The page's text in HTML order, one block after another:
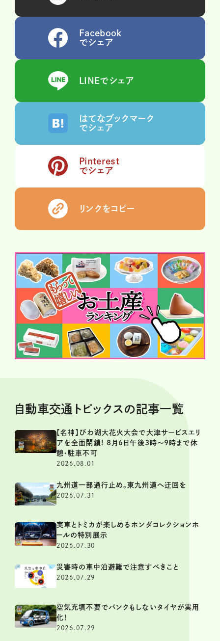
Facebook
でシェア
LINEでシェア
はてなブックマーク
でシェア
Pinterest
でシェア
リンクをコピー
自動車交通トピックスの記事一覧
【名神】びわ湖大花火大会で大津サービスエリ
アを全面閉鎖! 8月6日午後3時～9時まで休
憩・駐車不可
2026.08.01
九州道一部通行止め。東九州道へ迂回を
2026.07.31
実車とトミカが楽しめるホンダコレクションホ
ールの特別展示
2026.07.30
災害時の車中泊避難で注意すべきこと
2026.07.29
空気充填不要でパンクもしないタイヤが実用
化！
2026.07.29